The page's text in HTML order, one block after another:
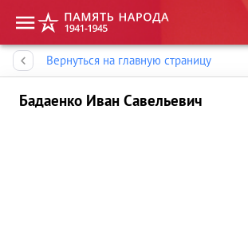
Вернуться на главную страницу
Бадаенко Иван Савельевич
Память народа